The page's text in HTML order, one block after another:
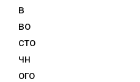
в
во
сто
чн
ого